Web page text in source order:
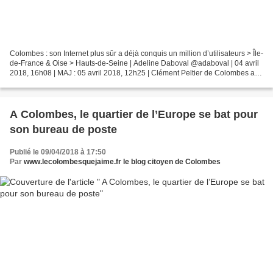
Colombes : son Internet plus sûr a déjà conquis un million d’utilisateurs > Île-
de-France & Oise > Hauts-de-Seine | Adeline Daboval @adaboval | 04 avril
2018, 16h08 | MAJ : 05 avril 2018, 12h25 | Clément Peltier de Colombes a
A Colombes, le quartier de l’Europe se bat pour
son bureau de poste
Publié le 09/04/2018 à 17:50
Par www.lecolombesquejaime.fr le blog citoyen de Colombes